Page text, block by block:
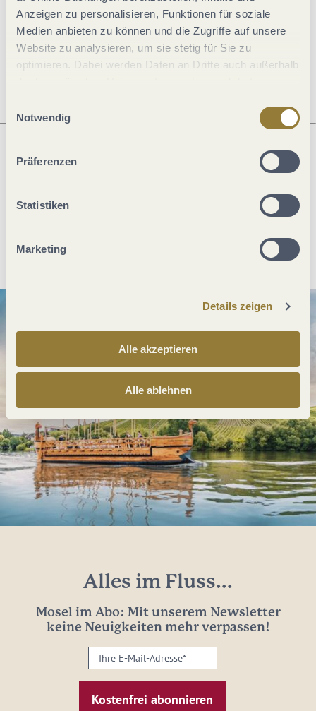
Anzeigen zu personalisieren, Funktionen für soziale
Medien anbieten zu können und die Zugriffe auf unsere
Website zu analysieren, um sie stetig für Sie zu
optimieren. Dabei werden Daten an Dritte auch außerhalb
jederzeit widerrufen werden. Mit der Auswahl "Alle
ablehnen" kann es zu Beeinträchtigungen in der Nutzung
Notwendig
Präferenzen
Statistiken
Marketing
Details zeigen
Alle akzeptieren
Alle ablehnen
Allgemeine Informationen
Öffnungszeiten
PDF erzeugen
Alles im Fluss...
Mosel im Abo: Mit unserem Newsletter
keine Neuigkeiten mehr verpassen!
Ihre
E-
Mail-
Adresse: